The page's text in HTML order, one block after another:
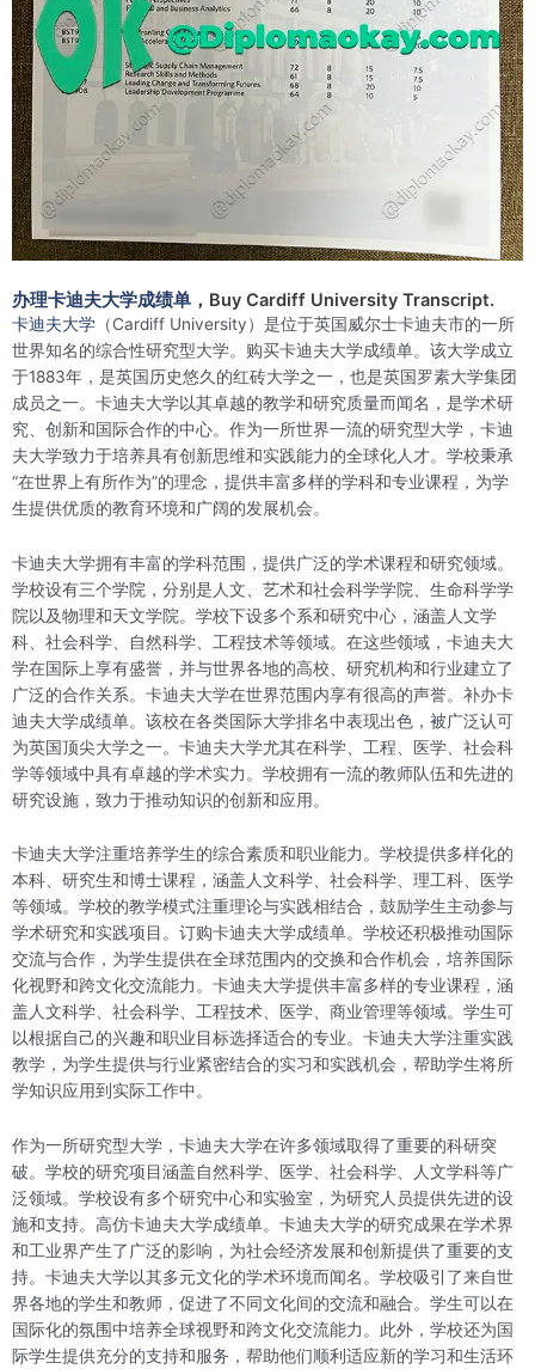
办理卡迪夫大学成绩单 ，Buy Cardiff University Transcript.
卡迪夫大学 （Cardiff University）是位于英国威尔士卡迪夫市的一所
世界知名的综合性研究型大学。购买卡迪夫大学成绩单。该大学成立
于1883年，是英国历史悠久的红砖大学之一，也是英国罗素大学集团
成员之一。卡迪夫大学以其卓越的教学和研究质量而闻名，是学术研
究、创新和国际合作的中心。作为一所世界一流的研究型大学，卡迪
夫大学致力于培养具有创新思维和实践能力的全球化人才。学校秉承
“在世界上有所作为”的理念，提供丰富多样的学科和专业课程，为学
生提供优质的教育环境和广阔的发展机会。
卡迪夫大学拥有丰富的学科范围，提供广泛的学术课程和研究领域。
学校设有三个学院，分别是人文、艺术和社会科学学院、生命科学学
院以及物理和天文学院。学校下设多个系和研究中心，涵盖人文学
科、社会科学、自然科学、工程技术等领域。在这些领域，卡迪夫大
学在国际上享有盛誉，并与世界各地的高校、研究机构和行业建立了
广泛的合作关系。卡迪夫大学在世界范围内享有很高的声誉。补办卡
迪夫大学成绩单。该校在各类国际大学排名中表现出色，被广泛认可
为英国顶尖大学之一。卡迪夫大学尤其在科学、工程、医学、社会科
学等领域中具有卓越的学术实力。学校拥有一流的教师队伍和先进的
研究设施，致力于推动知识的创新和应用。
卡迪夫大学注重培养学生的综合素质和职业能力。学校提供多样化的
本科、研究生和博士课程，涵盖人文科学、社会科学、理工科、医学
等领域。学校的教学模式注重理论与实践相结合，鼓励学生主动参与
学术研究和实践项目。订购卡迪夫大学成绩单。学校还积极推动国际
交流与合作，为学生提供在全球范围内的交换和合作机会，培养国际
化视野和跨文化交流能力。卡迪夫大学提供丰富多样的专业课程，涵
盖人文科学、社会科学、工程技术、医学、商业管理等领域。学生可
以根据自己的兴趣和职业目标选择适合的专业。卡迪夫大学注重实践
教学，为学生提供与行业紧密结合的实习和实践机会，帮助学生将所
学知识应用到实际工作中。
作为一所研究型大学，卡迪夫大学在许多领域取得了重要的科研突
破。学校的研究项目涵盖自然科学、医学、社会科学、人文学科等广
泛领域。学校设有多个研究中心和实验室，为研究人员提供先进的设
施和支持。高仿卡迪夫大学成绩单。卡迪夫大学的研究成果在学术界
和工业界产生了广泛的影响，为社会经济发展和创新提供了重要的支
持。卡迪夫大学以其多元文化的学术环境而闻名。学校吸引了来自世
界各地的学生和教师，促进了不同文化间的交流和融合。学生可以在
国际化的氛围中培养全球视野和跨文化交流能力。此外，学校还为国
际学生提供充分的支持和服务，帮助他们顺利适应新的学习和生活环